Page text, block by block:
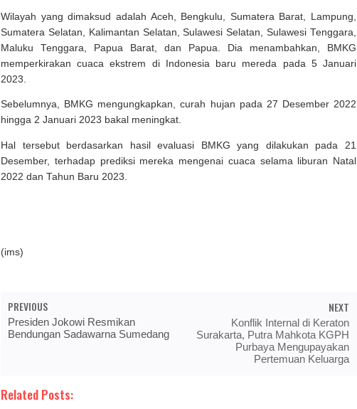
Wilayah yang dimaksud adalah Aceh, Bengkulu, Sumatera Barat, Lampung,
Sumatera Selatan, Kalimantan Selatan, Sulawesi Selatan, Sulawesi Tenggara,
Maluku Tenggara, Papua Barat, dan Papua. Dia menambahkan, BMKG
memperkirakan cuaca ekstrem di Indonesia baru mereda pada 5 Januari
2023.
Sebelumnya, BMKG mengungkapkan, curah hujan pada 27 Desember 2022
hingga 2 Januari 2023 bakal meningkat.
Hal tersebut berdasarkan hasil evaluasi BMKG yang dilakukan pada 21
Desember, terhadap prediksi mereka mengenai cuaca selama liburan Natal
2022 dan Tahun Baru 2023.
(ims)
PREVIOUS
Presiden Jokowi Resmikan
Bendungan Sadawarna Sumedang
NEXT
Konflik Internal di Keraton
Surakarta, Putra Mahkota KGPH
Purbaya Mengupayakan
Pertemuan Keluarga
Related Posts: